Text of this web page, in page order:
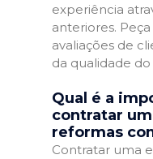
experiência
anteriores.
avaliações de
da qualidade
Qual é a
contratar
reformas
Contratar uma